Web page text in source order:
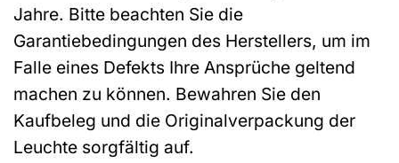
Jahre. Bitte beachten Sie die
Garantiebedingungen des Herstellers, um im
Falle eines Defekts Ihre Ansprüche geltend
machen zu können. Bewahren Sie den
Kaufbeleg und die Originalverpackung der
Leuchte sorgfältig auf.